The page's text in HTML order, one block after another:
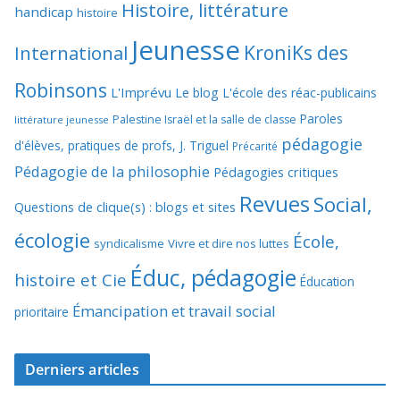
handicap histoire Histoire, littérature
International Jeunesse KroniKs des
Robinsons L'Imprévu Le blog L'école des réac-publicains
littérature jeunesse Palestine Israël et la salle de classe Paroles
d'élèves, pratiques de profs, J. Triguel Précarité pédagogie
Pédagogie de la philosophie Pédagogies critiques
Questions de clique(s) : blogs et sites RevuesSocial,
écologie syndicalisme Vivre et dire nos luttes École,
histoire et Cie Éduc, pédagogie Éducation
prioritaire Émancipation et travail social
Derniers articles